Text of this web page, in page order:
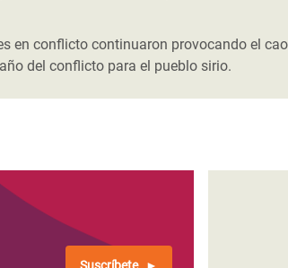
en conflicto continuaron provocando el
del conflicto para el pueblo sirio.